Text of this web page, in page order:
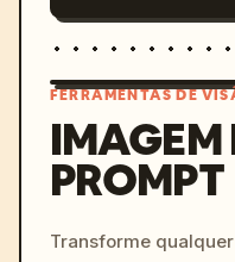
FERRAMENTAS DE
IMAGEM
PROMPT
Transforme